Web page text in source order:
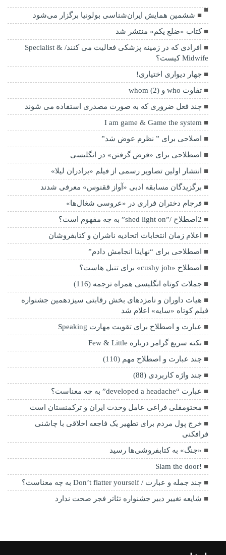
ششمین همایش ایران‌شناسی بولونیا برگزار می‌شود
کتاب «ضلع یکم» منتشر شد
افرادی که در زمینه پزشکی فعالیت می کنند/ Specialist &
Midwife کیست؟
چهار دیواری اختیاری!
تفاوت who و whom (2)
چند فعل ضروری که به صورت مصدری استفاده می شوند
I am game & Game the system
اصلاحی برای ” نظرم عوض شد”
اصطلاحی برای «قرض گرفتن» در انگلیسی
انتشار اولین تصاویر رسمی از فیلم «برادران لیلا»
برگزیدگان مسابقه ادبی «آواز ققنوس» معرفی شدند
فرجام دختران فراری در «عروسی شغال‌ها»
2اصطلاح /”shed light on” به چه مفهوم است؟
اعلام زمان انتخابات اتحادیه ناشران و کتابفروشان
اصطلاحی برای “نهایتا انجامش دادم”
اصطلاح «cushy job» برای تنبل هاست؟
جملات کوتاه انگلیسی همراه ترجمه (116)
هیات داوران و نامزدهای بخش رقابتی سیزدهمین جشنواره
فیلم کوتاه «سایه» اعلام شد
عبارت و اصطلاح برای تقویت مهارت Speaking
نکته سریع گرامر درباره Few & Little
چند عبارت و اصطلاح مهم (110)
چند واژه کاربردی (88)
عبارت “developed a headache” به چه معناست؟
مختومقلی فراغی عامل وحدت ایران و ترکمنستان است
خرج پول مردم برای تطهیر یک فاجعه اخلاقی با چاشنی
فرافکنی
«جنگ» به کتابفروشی‌ها رسید
!Slam the door
چند جمله و عبارت / Don’t flatter yourself به چه معناست؟
شایعه تغییر دبیر جشنواره تئاتر فجر صحت ندارد